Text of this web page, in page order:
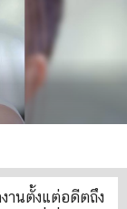
านตั้งแต่อดีตถึง